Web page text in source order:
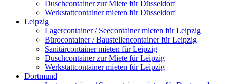
Duschcontainer zur Miete für Düsseldorf
Werkstattcontainer mieten für Düsseldorf
Leipzig
Lagercontainer / Seecontainer mieten für Leipzig
Bürocontainer / Baustellencontainer für Leipzig
Sanitärcontainer mieten für Leipzig
Duschcontainer zur Miete für Leipzig
Werkstattcontainer mieten für Leipzig
Dortmund